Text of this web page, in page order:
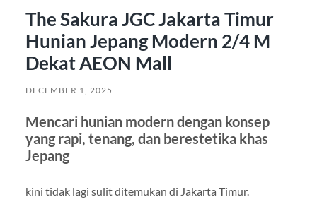
The Sakura JGC Jakarta Timur
Hunian Jepang Modern 2/4 M
Dekat AEON Mall
DECEMBER 1, 2025
Mencari hunian modern dengan konsep
yang rapi, tenang, dan berestetika khas
Jepang
kini tidak lagi sulit ditemukan di Jakarta Timur.